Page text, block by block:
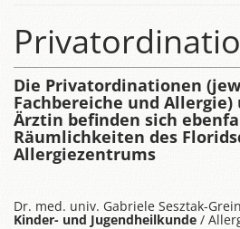
Die Privatordinationen
Fachbereiche und
Ärztin befinden sich
Räumlichkeiten des
Allergiezentrums
Dr. med. univ. Gabriele Sesztak-
Kinder- und Jugendheilkunde /